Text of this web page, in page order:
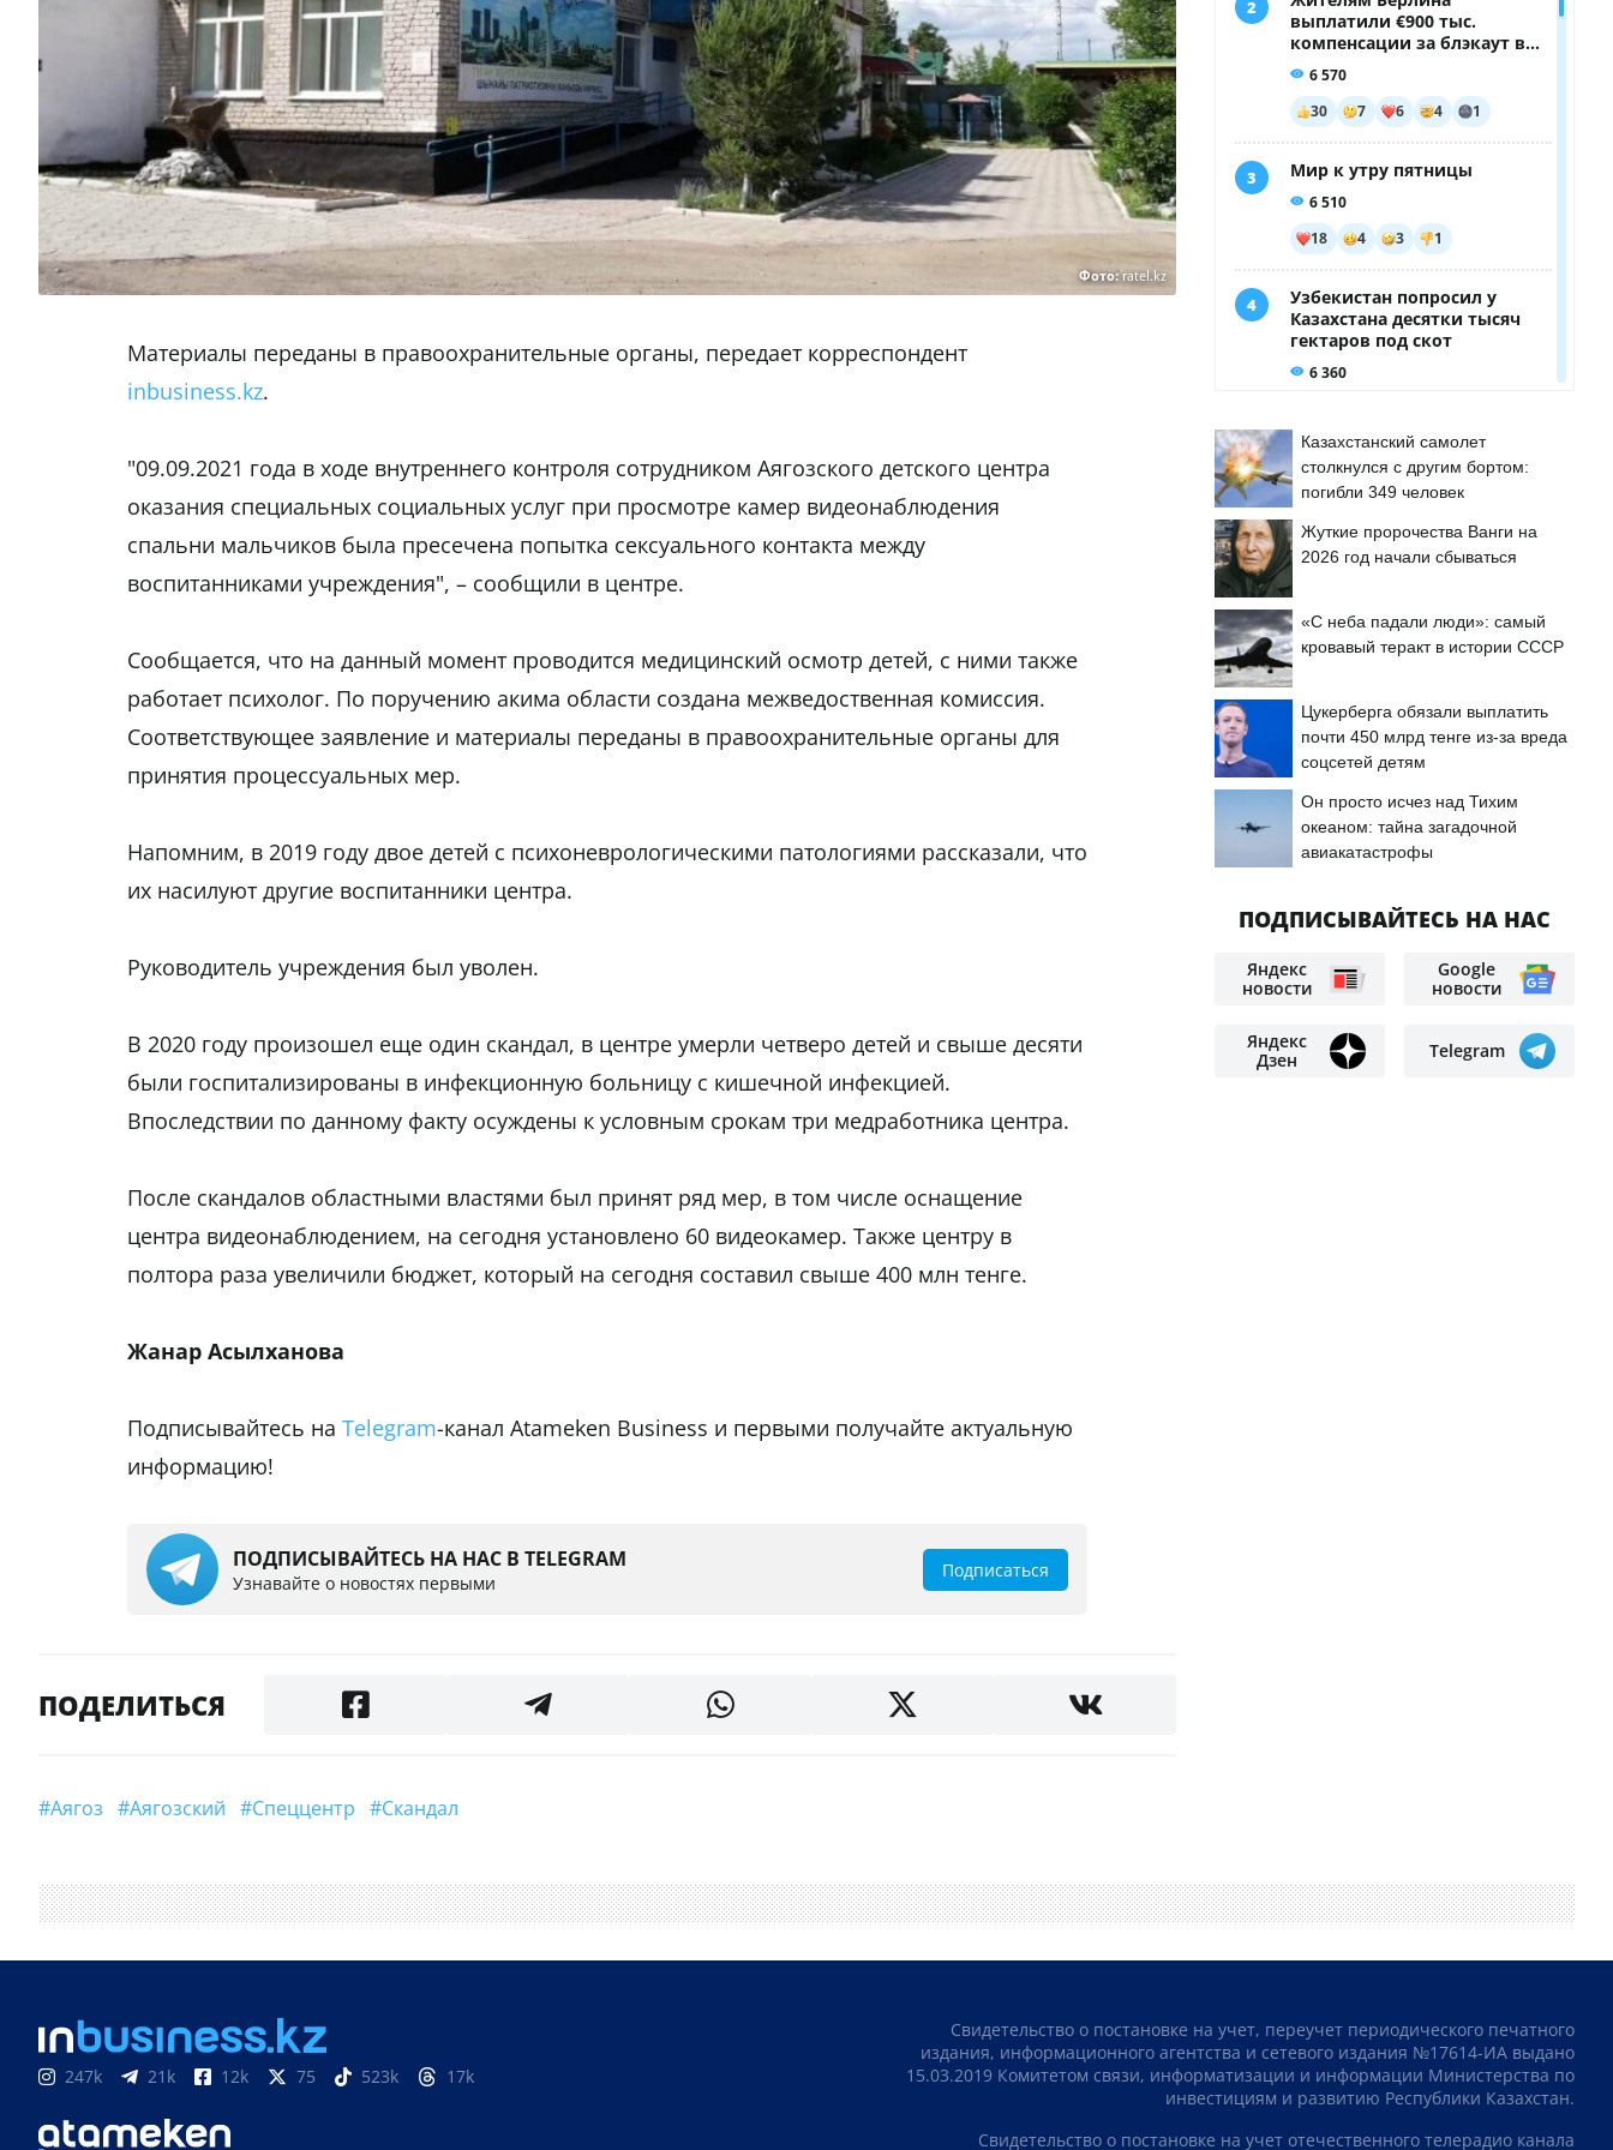
Фото:ratel.kz
Материалы переданы в правоохранительные органы, передает корреспондент
inbusiness.kz.
"09.09.2021 года в ходе внутреннего контроля сотрудником Аягозского детского центра
оказания специальных социальных услуг при просмотре камер видеонаблюдения
спальни мальчиков была пресечена попытка сексуального контакта между
воспитанниками учреждения", – сообщили в центре.
Сообщается, что на данный момент проводится медицинский осмотр детей, с ними также
работает психолог. По поручению акима области создана межведоственная комиссия.
Соответствующее заявление и материалы переданы в правоохранительные органы для
принятия процессуальных мер.
Напомним, в 2019 году двое детей с психоневрологическими патологиями рассказали, что
их насилуют другие воспитанники центра.
Руководитель учреждения был уволен.
В 2020 году произошел еще один скандал, в центре умерли четверо детей и свыше десяти
были госпитализированы в инфекционную больницу с кишечной инфекцией.
Впоследствии по данному факту осуждены к условным срокам три медработника центра.
После скандалов областными властями был принят ряд мер, в том числе оснащение
центра видеонаблюдением, на сегодня установлено 60 видеокамер. Также центру в
полтора раза увеличили бюджет, который на сегодня составил свыше 400 млн тенге.
Жанар Асылханова
Подписывайтесь на Telegram-канал Atameken Business и первыми получайте актуальную
информацию!
ПОДПИСЫВАЙТЕСЬ НА НАС В TELEGRAM
Узнавайте о новостях первыми
Подписаться
ПОДЕЛИТЬСЯ
#Аягоз #аягозский #спеццентр #Скандал
Казахстанский самолет
столкнулся с другим бортом:
погибли 349 человек
Жуткие пророчества Ванги на
2026 год начали сбываться
«С неба падали люди»: самый
кровавый теракт в истории СССР
Цукерберга обязали выплатить
почти 450 млрд тенге из-за вреда
соцсетей детям
Он просто исчез над Тихим
океаном: тайна загадочной
авиакатастрофы
ПОДПИСЫВАЙТЕСЬ НА НАС
Яндекс
новости
Google
новости
Яндекс
Дзен
Telegram
247k 21k 12k 75 523k 17k
Свидетельство о постановке на учет, переучет периодического печатного
издания, информационного агентства и сетевого издания №17614-ИА выдано
15.03.2019 Комитетом связи, информатизации и информации Министерства по
инвестициям и развитию Республики Казахстан.
Свидетельство о постановке на учет отечественного телерадио канала